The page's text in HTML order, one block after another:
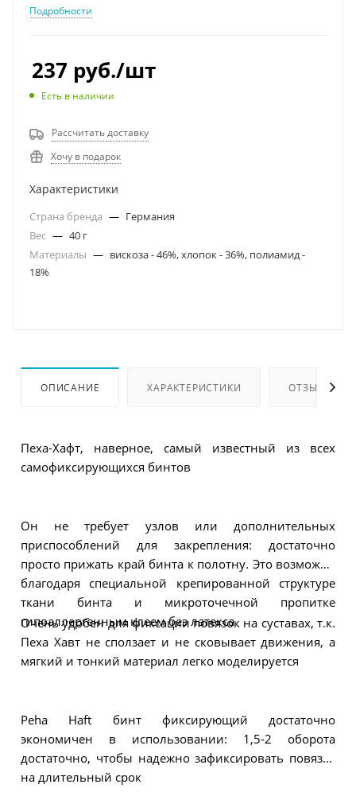
Подробности
237 руб./шт
Есть в наличии
Рассчитать доставку
Хочу в подарок
Характеристики
Страна бренда — Германия
Вес — 40 г
Материалы — вискоза - 46%, хлопок - 36%, полиамид -
18%
ОПИСАНИЕ ХАРАКТЕРИСТИКИ ОТЗЫВЫ
Пеха-Хафт, наверное, самый известный из всех
самофиксирующихся бинтов
Он не требует узлов или дополнительных
приспособлений для закрепления: достаточно
просто прижать край бинта к полотну. Это возможно
благодаря специальной крепированной структуре
ткани бинта и микроточечной пропитке
гипоаллергенным клеем без латекса
Очень удобен для фиксации повязок на суставах, т.к.
Пеха Хавт не сползает и не сковывает движения, а
мягкий и тонкий материал легко моделируется
Peha Haft бинт фиксирующий достаточно
экономичен в использовании: 1,5-2 оборота
достаточно, чтобы надежно зафиксировать повязку
на длительный срок